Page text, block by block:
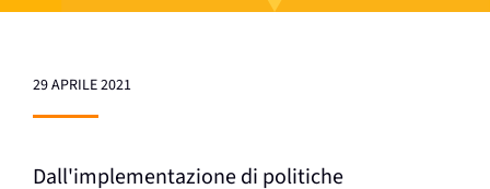
29 APRILE 2021
Dall'implementazione di politiche